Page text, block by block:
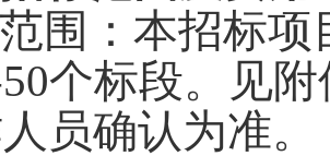
围：本招标项
50个标段。
见
员确认为准。